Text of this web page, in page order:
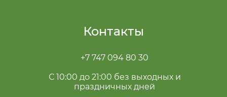
Контакты
+7 747 094 80 30
С 10:00 до 21:00 без выходных и
праздничных дней